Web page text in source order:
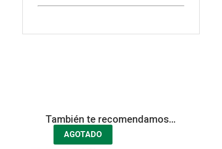
También te recomendamos…
AGOTADO